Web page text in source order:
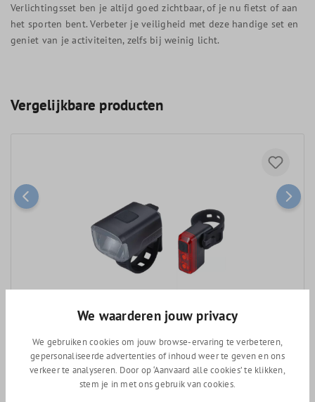
Verlichtingsset ben je altijd goed zichtbaar, of je nu fietst of aan
het sporten bent. Verbeter je veiligheid met deze handige set en
geniet van je activiteiten, zelfs bij weinig licht.
Vergelijkbare producten
BBB BLS-144 StudCombo verlichtingsset
We waarderen jouw privacy
We gebruiken cookies om jouw browse-ervaring te verbeteren,
gepersonaliseerde advertenties of inhoud weer te geven en ons
verkeer te analyseren. Door op ‘Aanvaard alle cookies’ te klikken,
stem je in met ons gebruik van cookies.